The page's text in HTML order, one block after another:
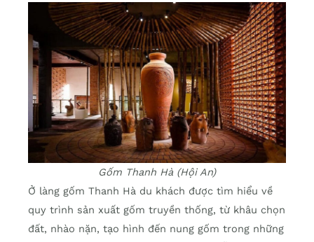
Gốm Thanh Hà (Hội An)
Ở làng gốm Thanh Hà du khách được tìm hiểu về
quy trình sản xuất gốm truyền thống, từ khâu chọn
đất, nhào nặn, tạo hình đến nung gốm trong những